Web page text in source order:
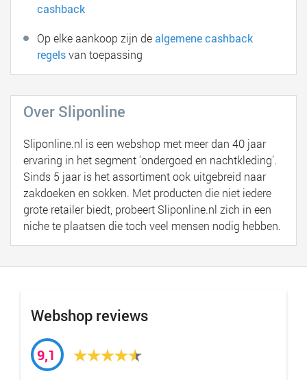
cashback
Op elke aankoop zijn dealgemene cashback
regelsvan toepassing
Over Sliponline
Sliponline.nl is een webshop met meer dan 40 jaar
ervaring in het segment 'ondergoed en nachtkleding'.
Sinds 5 jaar is het assortiment ook uitgebreid naar
zakdoeken en sokken. Met producten die niet iedere
grote retailer biedt, probeert Sliponline.nl zich in een
niche te plaatsen die toch veel mensen nodig hebben.
Webshop reviews
9,1